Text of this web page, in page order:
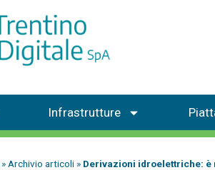
Infrastrutture
» Archivio articoli » Derivazioni idroelettriche: